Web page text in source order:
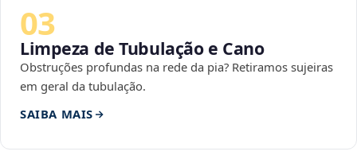
03
Limpeza de Tubulação e Cano
Obstruções profundas na rede da pia? Retiramos sujeiras
em geral da tubulação.
SAIBA MAIS